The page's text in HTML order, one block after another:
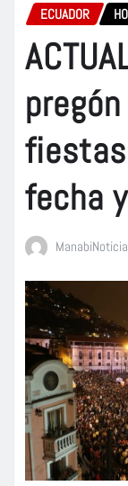
ECUADOR
fecha